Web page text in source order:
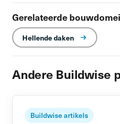
Gerelateerde
Hellende daken
Andere Buildwise
Buildwise artikels